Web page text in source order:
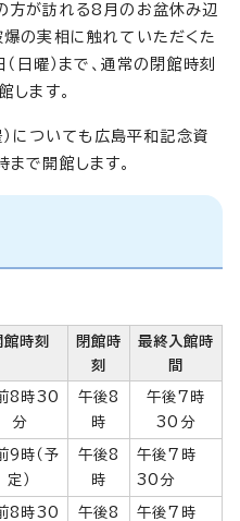
方が訪れる8月のお盆休み辺
爆の実相に触れていただくた
日曜）まで、通常の閉館時刻
します。
）についても広島平和記念資
で開館します。
館時刻
閉館時
刻
最終入館時
間
8時30
分
午後8
時
午後7時
30分
9時（予
定）
午後8
時
午後7時
30分
8時30
午後8
午後7時